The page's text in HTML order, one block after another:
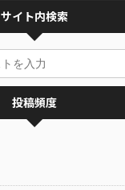
サイト内検索
投稿頻度